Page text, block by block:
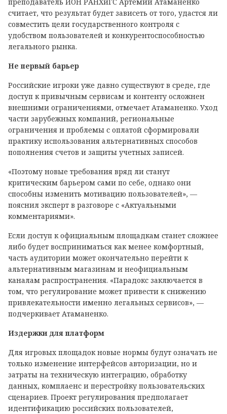
считает, что результат будет зависеть от того, удастся ли
совместить цели государственного контроля с
удобством пользователей и конкурентоспособностью
легального рынка.
Не первый барьер
Российские игроки уже давно существуют в среде, где
доступ к привычным сервисам и контенту осложнен
внешними ограничениями, отмечает Атаманенко. Уход
части зарубежных компаний, региональные
ограничения и проблемы с оплатой сформировали
практику использования альтернативных способов
пополнения счетов и защиты учетных записей.
«Поэтому новые требования вряд ли станут
критическим барьером сами по себе, однако они
способны изменить мотивацию пользователей», —
пояснил эксперт в разговоре с «Актуальными
комментариями».
Если доступ к официальным площадкам станет сложнее
либо будет восприниматься как менее комфортный,
часть аудитории может окончательно перейти к
альтернативным магазинам и неофициальным
каналам распространения. «Парадокс заключается в
том, что регулирование может привести к снижению
привлекательности именно легальных сервисов», —
подчеркивает Атаманенко.
Издержки для платформ
Для игровых площадок новые нормы будут означать не
только изменение интерфейсов авторизации, но и
затраты на техническую интеграцию, обработку
данных, комплаенс и перестройку пользовательских
сценариев. Проект регулирования предполагает
идентификацию российских пользователей,